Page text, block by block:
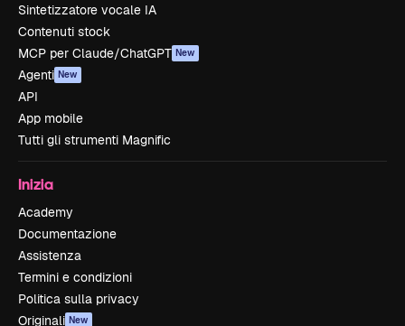
Sintetizzatore vocale IA
Contenuti stock
MCP per Claude/ChatGPT New
Agenti New
API
App mobile
Tutti gli strumenti Magnific
Inizia
Academy
Documentazione
Assistenza
Termini e condizioni
Politica sulla privacy
Originali New